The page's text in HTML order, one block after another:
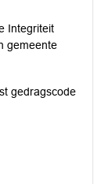
Integriteit
gemeente
gedragscode